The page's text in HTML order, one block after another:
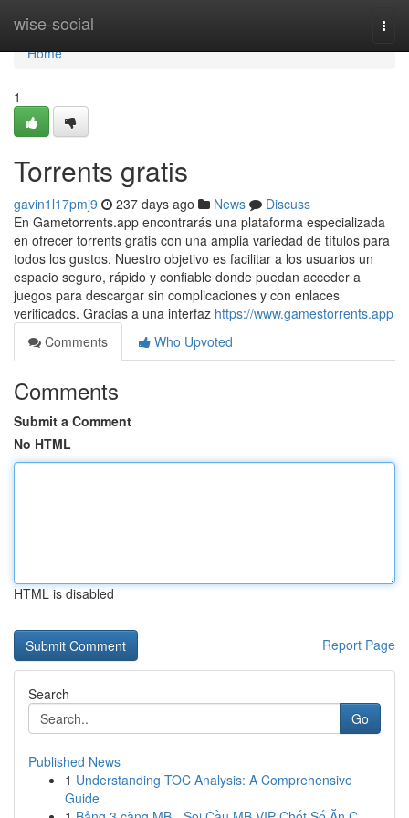
wise-social
Home
Home
1
Torrents gratis
gavin1l17pmj9 237 days ago News
Discuss
En Gametorrents.app encontrarás una plataforma especializada
en ofrecer torrents gratis con una amplia variedad de títulos para
todos los gustos. Nuestro objetivo es facilitar a los usuarios un
espacio seguro, rápido y confiable donde puedan acceder a
juegos para descargar sin complicaciones y con enlaces
verificados. Gracias a una interfaz https://www.gamestorrents.app
Comments
Who Upvoted
Comments
Submit a Comment
No HTML
HTML is disabled
Report Page
Search
Go
Published News
1 Understanding TOC Analysis: A Comprehensive
Guide